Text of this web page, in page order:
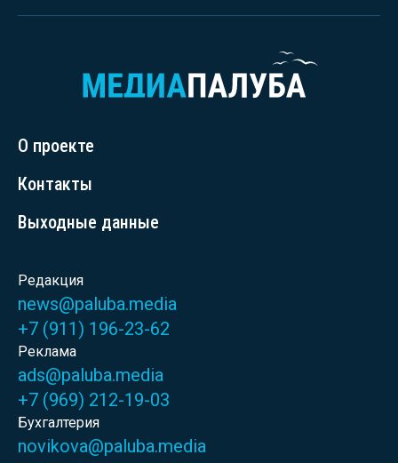
О проекте
Контакты
Выходные данные
Редакция
news@paluba.media
+7 (911) 196-23-62
Реклама
ads@paluba.media
+7 (969) 212-19-03
Бухгалтерия
novikova@paluba.media